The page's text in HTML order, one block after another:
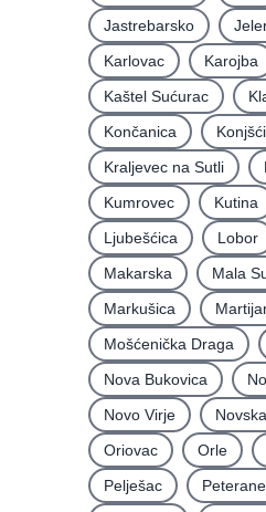
Jastrebarsko
Karlovac
Karojba
Kaštel Sućurac
Končanica
Kraljevec na Sutli
Kumrovec
Kutina
Ljubešćica
Lobor
Makarska
Mala
Markušica
Mošćenička Draga
Nova Bukovica
Novo Virje
Novska
Oriovac
Orle
Pelješac